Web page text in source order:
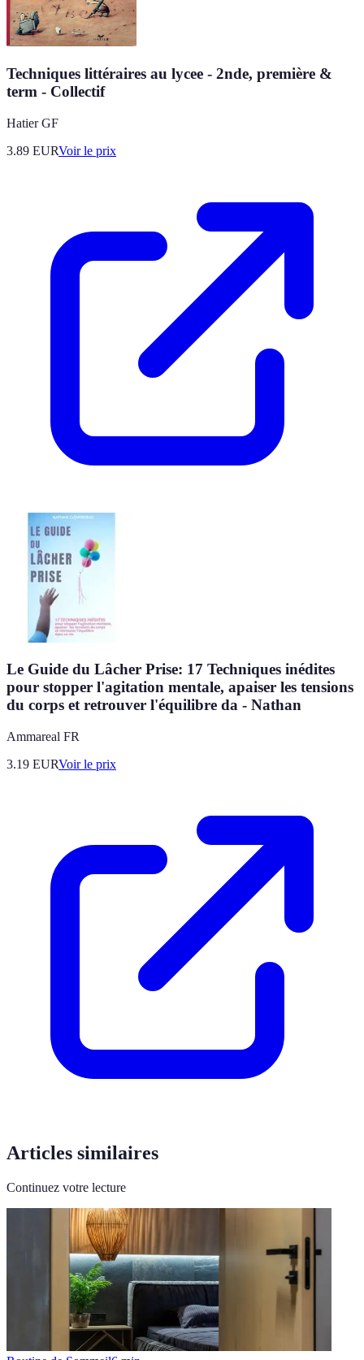
Techniques littéraires au lycee - 2nde, première &
term - Collectif
Hatier GF
3.89 EURVoir le prix
Le Guide du Lâcher Prise: 17 Techniques inédites
pour stopper l'agitation mentale, apaiser les tensions
du corps et retrouver l'équilibre da - Nathan
Ammareal FR
3.19 EURVoir le prix
Articles similaires
Continuez votre lecture